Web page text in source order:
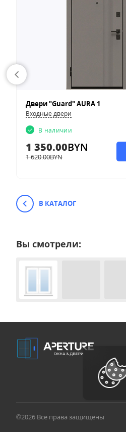
Двери "Guard" AURA 1
Входные двери
В наличии
1 350.00BYN
1 620.00BYN
В КАТАЛОГ
Вы смотрели:
©2026 Все права защищены